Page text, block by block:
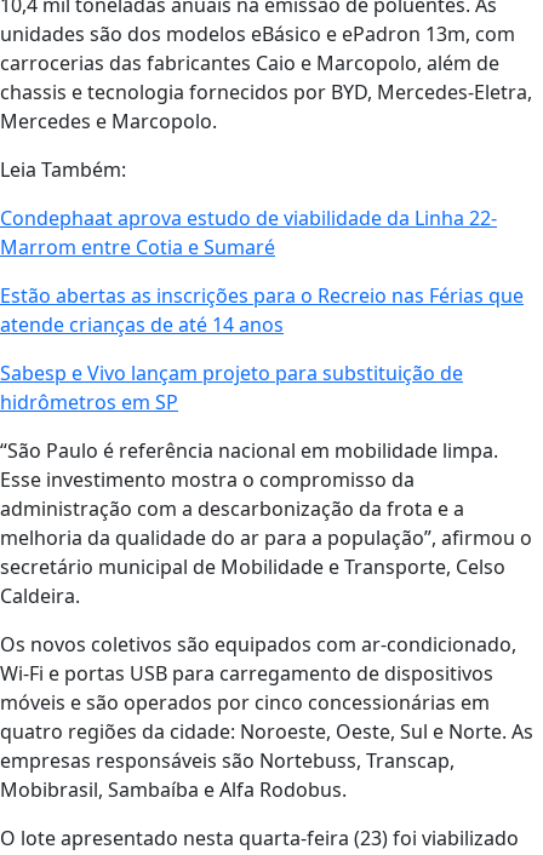
unidades são dos modelos eBásico e ePadron 13m, com
carrocerias das fabricantes Caio e Marcopolo, além de
chassis e tecnologia fornecidos por BYD, Mercedes-Eletra,
Mercedes e Marcopolo.
Leia Também:
Condephaat aprova estudo de viabilidade da Linha 22-
Marrom entre Cotia e Sumaré
Estão abertas as inscrições para o Recreio nas Férias que
atende crianças de até 14 anos
Sabesp e Vivo lançam projeto para substituição de
hidrômetros em SP
“São Paulo é referência nacional em mobilidade limpa.
Esse investimento mostra o compromisso da
administração com a descarbonização da frota e a
melhoria da qualidade do ar para a população”, afirmou o
secretário municipal de Mobilidade e Transporte, Celso
Caldeira.
Os novos coletivos são equipados com ar-condicionado,
Wi-Fi e portas USB para carregamento de dispositivos
móveis e são operados por cinco concessionárias em
quatro regiões da cidade: Noroeste, Oeste, Sul e Norte. As
empresas responsáveis são Nortebuss, Transcap,
Mobibrasil, Sambaíba e Alfa Rodobus.
O lote apresentado nesta quarta-feira (23) foi viabilizado